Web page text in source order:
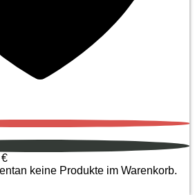
€
keine Produkte im Warenkorb.